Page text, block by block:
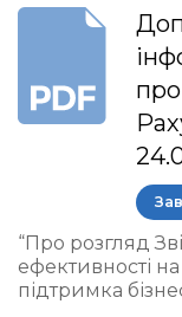
“Про розгляд
ефективності
підтримка